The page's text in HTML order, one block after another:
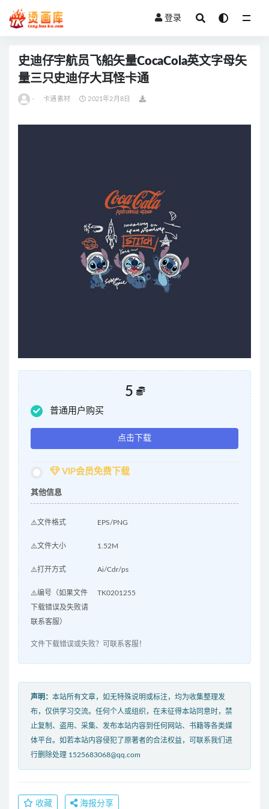
登录
史迪仔宇航员飞船矢量CocaCola英文字母矢
量三只史迪仔大耳怪卡通
- 卡通素材 2021年2月8日
5
普通用户购买
点击下载
VIP会员免费下载
其他信息
⚠️文件格式 EPS/PNG
⚠️文件大小 1.52M
⚠️打开方式 Ai/Cdr/ps
⚠️编号（如果文件
下载错误及失败请
联系客服）
TK0201255
文件下载错误或失败？可联系客服！
声明： 本站所有文章，如无特殊说明或标注，均为收集整理发
布，仅供学习交流。任何个人或组织，在未征得本站同意时，禁
止复制、盗用、采集、发布本站内容到任何网站、书籍等各类媒
体平台。如若本站内容侵犯了原著者的合法权益，可联系我们进
行删除处理 1525683068@qq.com
收藏 海报分享